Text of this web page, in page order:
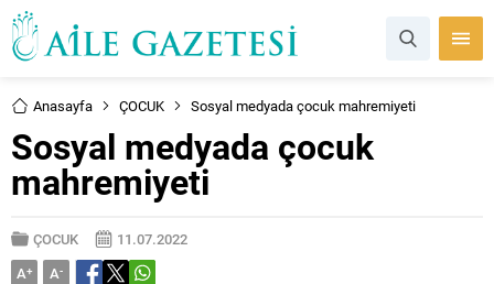
Anasayfa ÇOCUK Sosyal medyada çocuk mahremiyeti
Sosyal medyada çocuk
mahremiyeti
ÇOCUK
11.07.2022
A+ A-